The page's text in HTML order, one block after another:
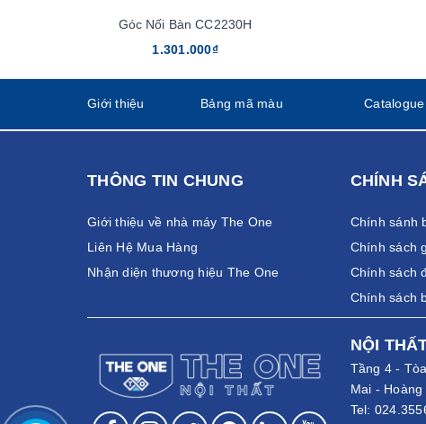
Góc Nối Bàn CC2230H
1.301.000₫
Giới thiệu Bảng mã màu Catalogue
THÔNG TIN CHUNG
Giới thiệu về nhà máy The One
Liên Hệ Mua Hàng
Nhận diện thương hiệu The One
CHÍNH
Chính sánh
Chính sách
Chính sách
Chính sách
NỘI
Tầng 4 -
Mai -
Tel: